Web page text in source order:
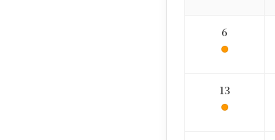
6
13